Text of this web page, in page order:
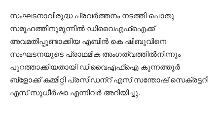
സംഘടനാവിരുദ്ധ പ്രവര്‍ത്തനം നടത്തി പൊതു
സമൂഹത്തിനുമുന്നില്‍ ഡിവൈഎഫ്‌ഐക്ക്
അവമതിപ്പുണ്ടാക്കിയ എബിന്‍ കെ ഷിബുവിനെ
സംഘടനയുടെ പ്രാഥമിക അംഗത്വത്തില്‍നിന്നും
പുറത്താക്കിയതായി ഡിവൈഎഫ്‌ഐ കുന്നത്തൂര്‍
ബ്‌ളോക്ക് കമ്മിറ്റി പ്രസിഡന്‌റ് എസ് സന്തോഷ് സെക്രട്ടറി
എസ് സുധീര്‍ഷാ എന്നിവര്‍ അറിയിച്ചു.